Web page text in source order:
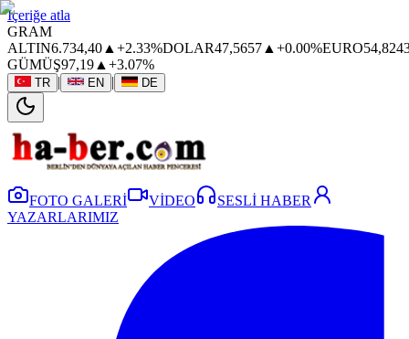
İçeriğe atla
GRAM
ALTIN6.734,40 ▲ +2.33%DOLAR47,5657 ▲ +0.00%EURO
GÜMÜŞ97,19 ▲ +3.07%
TR | EN | DE
FOTO GALERİ VİDEO
SESLİ HABER
YAZARLARIMIZ